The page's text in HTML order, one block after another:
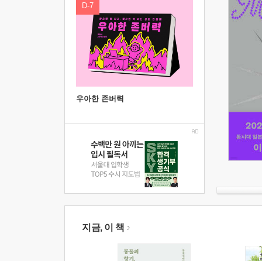
D-7
우아한 존버력
지금, 이 책